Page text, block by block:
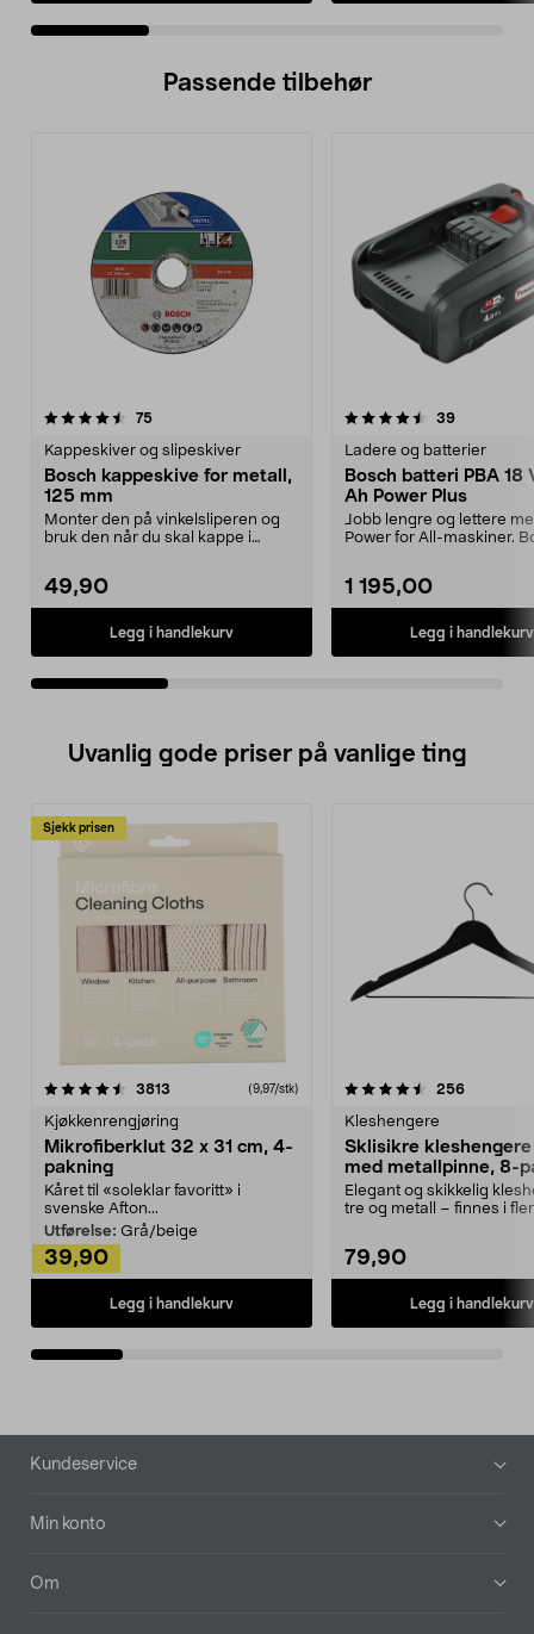
Passende tilbehør
75anmeldelser
Kappeskiver og slipeskiver
Bosch kappeskive for metall,
125 mm
Monter den på vinkelsliperen og
bruk den når du skal kappe i
49,90
Legg i handlekurv
4.5av 5 stjerner 39
Ladere og batterier
Bosch batteri PBA 18
Ah Power Plus
Jobb lengre og lettere
Power for All-maskiner.
1 195,00
Legg i handlekurv
4.0av 5 stjerner
Uvanlig gode priser på vanlige ting
Sjekk prisen
3813 anmeldelser(9,97/stk)
Kjøkkenrengjøring
Mikrofiberklut 32 x 31 cm, 4-
pakning
Kåret til «soleklar favoritt» i
svenske Afton...
Utførelse: Grå/beige
39,90
Legg i handlekurv
4.5av 5 stjerner 256
Kleshengere
Sklisikre
med metallpinne, 8-
Elegant og skikkelig
tre og metall – finnes i
79,90
Legg i handlekurv
4.5av 5 stjerner
Bunntekst
Kundeservice
Min konto
Om